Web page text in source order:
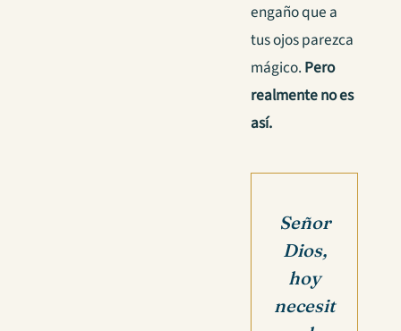
engaño que a
tus ojos parezca
mágico. Pero
realmente no es
así.
Señor
Dios,
hoy
necesit